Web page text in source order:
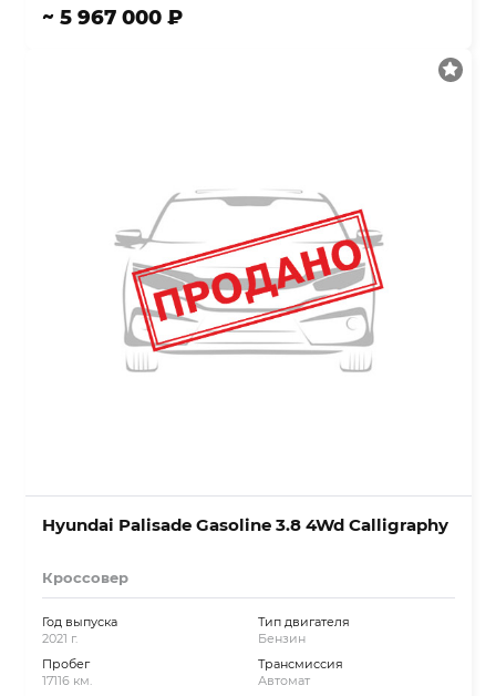
~ 5 967 000 ₽
Hyundai Palisade Gasoline 3.8 4Wd Calligraphy
Кроссовер
Год выпуска
2021 г.
Пробег
17116 км.
Тип двигателя
Бензин
Трансмиссия
Автомат